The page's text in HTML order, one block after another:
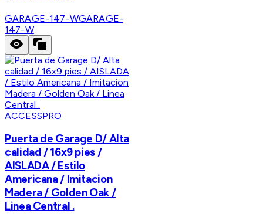
GARAGE-147-WGARAGE-
147-W
ACCESSPRO
Puerta de Garage D/ Alta
calidad / 16x9 pies /
AISLADA / Estilo
Americana / Imitacion
Madera / Golden Oak /
Linea Central .